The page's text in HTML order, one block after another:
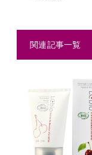
関連記事一覧